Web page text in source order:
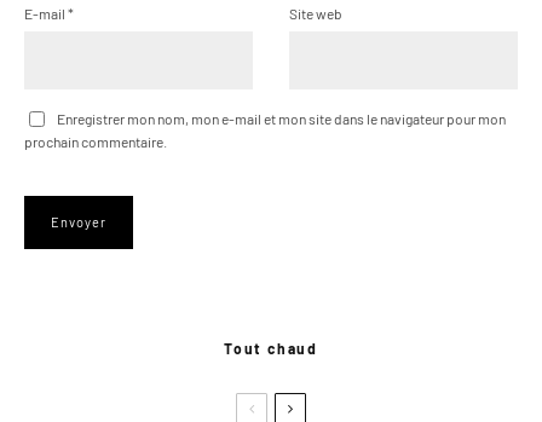
E-mail * Site web
Enregistrer mon nom, mon e-mail et mon site dans le navigateur pour mon
prochain commentaire.
Tout chaud